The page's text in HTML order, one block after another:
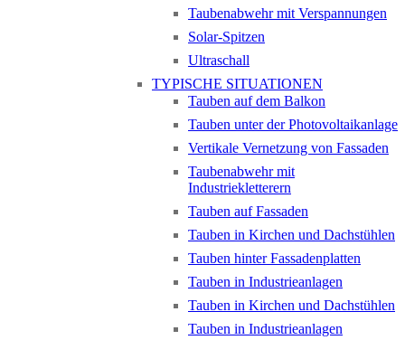
Taubenabwehr mit Verspannungen
Solar-Spitzen
Ultraschall
TYPISCHE SITUATIONEN
Tauben auf dem Balkon
Tauben unter der Photovoltaikanlage
Vertikale Vernetzung von Fassaden
Taubenabwehr mit
Industriekletterern
Tauben auf Fassaden
Tauben in Kirchen und Dachstühlen
Tauben hinter Fassadenplatten
Tauben in Industrieanlagen
Tauben in Kirchen und Dachstühlen
Tauben in Industrieanlagen